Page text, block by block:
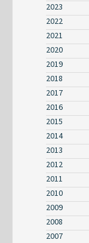
2023
2022
2021
2020
2019
2018
2017
2016
2015
2014
2013
2012
2011
2010
2009
2008
2007